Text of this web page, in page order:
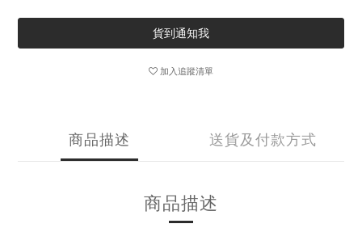
貨到通知我
加入追蹤清單
商品描述 送貨及付款方式
商品描述